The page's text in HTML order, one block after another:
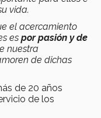
vida.
el acercamiento
es por pasión y de
nuestra
de dichas
de 20 años
de los